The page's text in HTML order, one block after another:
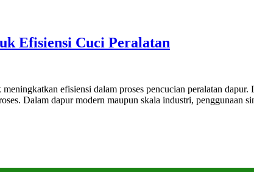
Efisiensi Cuci Peralatan
efisiensi dalam proses pencucian peralatan
Dalam dapur modern maupun skala industri, penggunaan